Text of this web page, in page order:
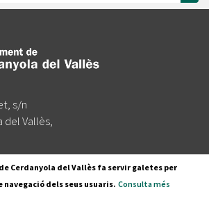
s/n
del Vallès,
Cerdanyola del Vallès fa servir galetes per
dels seus usuaris. Consulta més